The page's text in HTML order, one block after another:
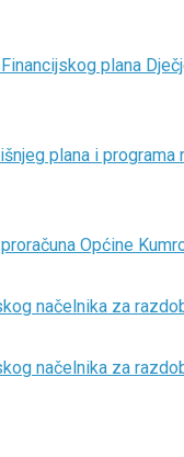
plana
plana i
Općine
načelnika za
načelnika za